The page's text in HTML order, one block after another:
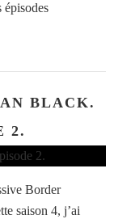
épisodes
BLACK.
2.
Border
saison 4, j’ai